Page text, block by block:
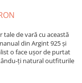
de vară cu această
din Argint 925 și
o face ușor de purtat
ți natural outfiturile